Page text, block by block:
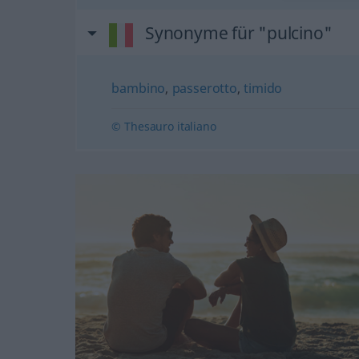
Synonyme für "pulcino"
bambino, passerotto,timido
© Thesauro italiano